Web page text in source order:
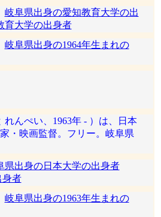
岐阜県出身の愛知教育大学の出
育大学の出身者
岐阜県出身の1964年生まれの
れんぺい、1963年 - ）は、日本
・映画監督。フリー。岐阜県
県出身の日本大学の出身者
身者
岐阜県出身の1963年生まれの